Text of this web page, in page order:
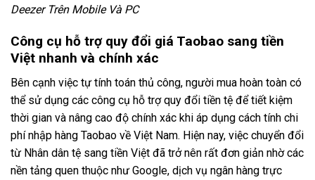
Deezer Trên Mobile Và PC
Công cụ hỗ trợ quy đổi giá Taobao sang tiền
Việt nhanh và chính xác
Bên cạnh việc tự tính toán thủ công, người mua hoàn toàn có
thể sử dụng các công cụ hỗ trợ quy đổi tiền tệ để tiết kiệm
thời gian và nâng cao độ chính xác khi áp dụng cách tính chi
phí nhập hàng Taobao về Việt Nam. Hiện nay, việc chuyển đổi
từ Nhân dân tệ sang tiền Việt đã trở nên rất đơn giản nhờ các
nền tảng quen thuộc như Google, dịch vụ ngân hàng trực